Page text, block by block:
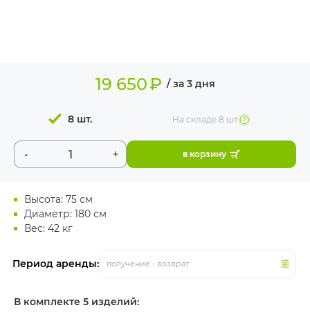
Высота: 75 см
Диаметр: 180 см
Вес: 42 кг
Период аренды: получение - возврат
19 650₽ / за 3 дня
- +
8 шт. На складе8 шт
в корзину
В комплекте 5 изделий: